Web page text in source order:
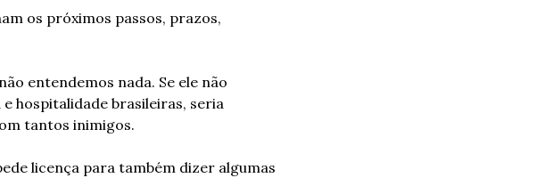
os próximos passos, prazos,
entendemos nada. Se ele não
hospitalidade brasileiras, seria
tantos inimigos.
licença para também dizer algumas